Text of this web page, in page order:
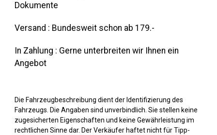
Dokumente
Versand : Bundesweit schon ab 179.-
In Zahlung : Gerne unterbreiten wir Ihnen ein
Angebot
Die Fahrzeugbeschreibung dient der Identifizierung des
Fahrzeugs. Die Angaben sind unverbindlich. Sie stellen keine
zugesicherten Eigenschaften und keine Gewährleistung im
rechtlichen Sinne dar. Der Verkäufer haftet nicht für Tipp-